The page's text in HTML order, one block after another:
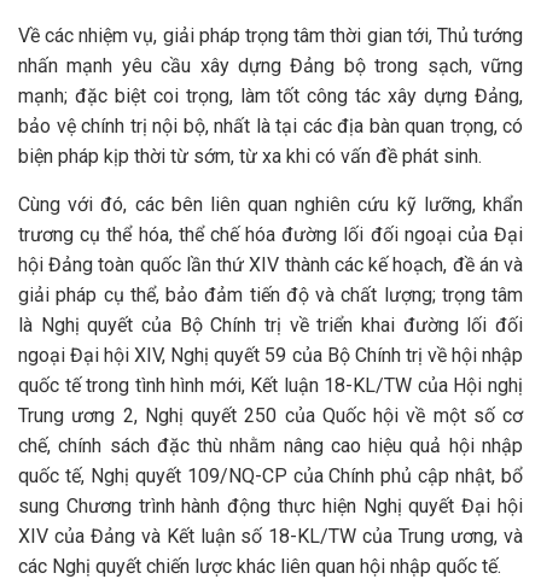
Về các nhiệm vụ, giải pháp trọng tâm thời gian tới, Thủ tướng
nhấn mạnh yêu cầu xây dựng Đảng bộ trong sạch, vững
mạnh; đặc biệt coi trọng, làm tốt công tác xây dựng Đảng,
bảo vệ chính trị nội bộ, nhất là tại các địa bàn quan trọng, có
biện pháp kịp thời từ sớm, từ xa khi có vấn đề phát sinh.
Cùng với đó, các bên liên quan nghiên cứu kỹ lưỡng, khẩn
trương cụ thể hóa, thể chế hóa đường lối đối ngoại của Đại
hội Đảng toàn quốc lần thứ XIV thành các kế hoạch, đề án và
giải pháp cụ thể, bảo đảm tiến độ và chất lượng; trọng tâm
là Nghị quyết của Bộ Chính trị về triển khai đường lối đối
ngoại Đại hội XIV, Nghị quyết 59 của Bộ Chính trị về hội nhập
quốc tế trong tình hình mới, Kết luận 18-KL/TW của Hội nghị
Trung ương 2, Nghị quyết 250 của Quốc hội về một số cơ
chế, chính sách đặc thù nhằm nâng cao hiệu quả hội nhập
quốc tế, Nghị quyết 109/NQ-CP của Chính phủ cập nhật, bổ
sung Chương trình hành động thực hiện Nghị quyết Đại hội
XIV của Đảng và Kết luận số 18-KL/TW của Trung ương, và
các Nghị quyết chiến lược khác liên quan hội nhập quốc tế.